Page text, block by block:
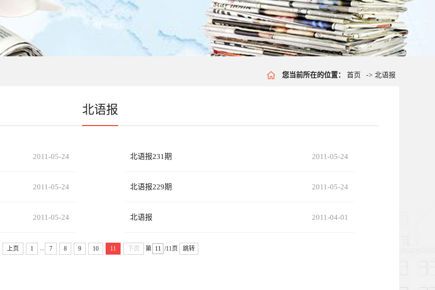
您当前所在的位置： 首页 -> 北语报
北语报
2011-05-24 2011-05-24
北语报231期
2011-05-24 2011-05-24
北语报229期
2011-05-24 2011-04-01
北语报
上页 1 7 8 9 10 11 下页 第 /11页 跳转